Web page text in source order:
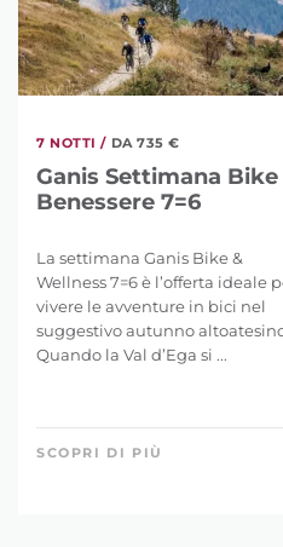
7 NOTTI / DA 735 €
Ganis Settimana Bike
Benessere 7=6
La settimana Ganis Bike &
Wellness 7=6 è l’offerta ideale
vivere le avventure in bici nel
suggestivo autunno
Quando la Val d’Ega si ...
SCOPRI DI PIÙ